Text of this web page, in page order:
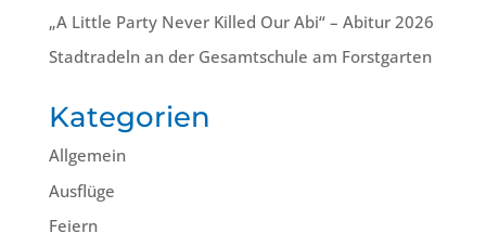
„A Little Party Never Killed Our Abi“ – Abitur 2026
Stadtradeln an der Gesamtschule am Forstgarten
Kategorien
Allgemein
Ausflüge
Feiern